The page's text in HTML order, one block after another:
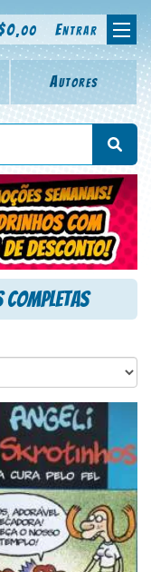
0,00 Entrar
Autores
série, escritor,